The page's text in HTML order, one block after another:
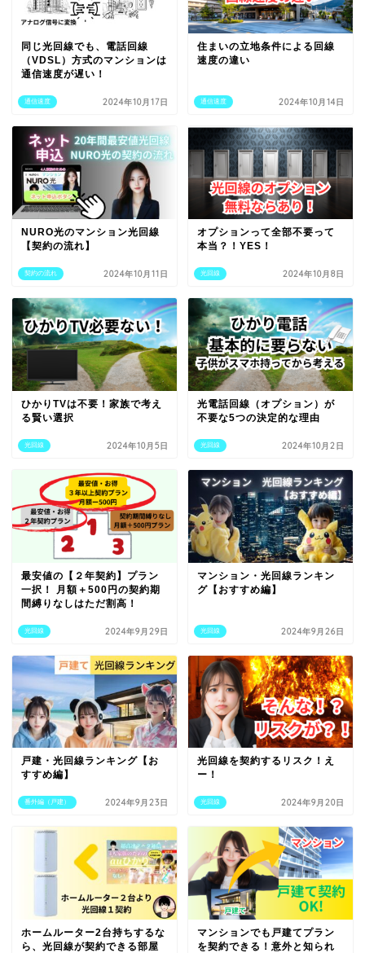
通信速度
同じ光回線でも、電話回線
（VDSL）方式のマンションは
通信速度が遅い！
2024年10月17日 通信速度
住まいの立地条件による回線
速度の違い
2024年10月14日
契約の流れ
NURO光のマンション光回線
【契約の流れ】
2024年10月11日 光回線
オプションって全部不要って
本当？！YES！
2024年10月8日
光回線
ひかりTVは不要！家族で考え
る賢い選択
2024年10月5日 光回線
光電話回線（オプション）が
不要な5つの決定的な理由
2024年10月2日
光回線
最安値の【２年契約】プラン
一択！ 月額＋500円の契約期
間縛りなしはただ割高！
2024年9月29日 光回線
マンション・光回線ランキン
グ【おすすめ編】
2024年9月26日
番外編（戸建）
戸建・光回線ランキング【お
すすめ編】
2024年9月23日 光回線
光回線を契約するリスク！え
ー！
2024年9月20日
ホームルーター2台持ちするな
ら、光回線が契約できる部屋
マンションでも戸建てプラン
を契約できる！意外と知られ